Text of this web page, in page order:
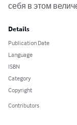
себя в этом
Details
Publication Date
Language
ISBN
Category
Copyright
Contributors